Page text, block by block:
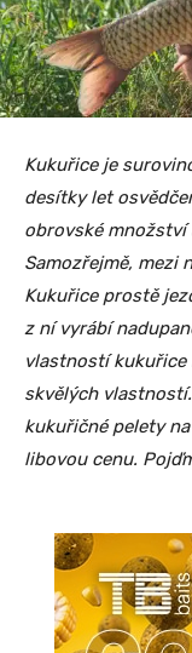
Kukuřice je
desítky let
obrovské množství
Samozřejmě, mezi
Kukuřice prostě
z ní vyrábí
vlastností kukuřice
skvělých
kukuřičné pelety
libovou cenu.